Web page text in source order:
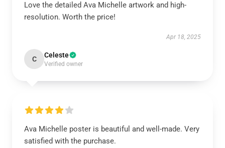
Love the detailed Ava Michelle artwork and high-
resolution. Worth the price!
Apr 18, 2025
C Celeste
Verified owner
Ava Michelle poster is beautiful and well-made. Very
satisfied with the purchase.